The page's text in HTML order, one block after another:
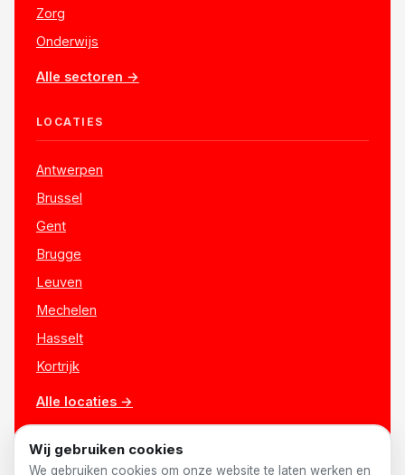
Zorg
Onderwijs
Alle sectoren →
LOCATIES
Antwerpen
Brussel
Gent
Brugge
Leuven
Mechelen
Hasselt
Kortrijk
Alle locaties →
Wij gebruiken cookies
We gebruiken cookies om onze website te laten werken en